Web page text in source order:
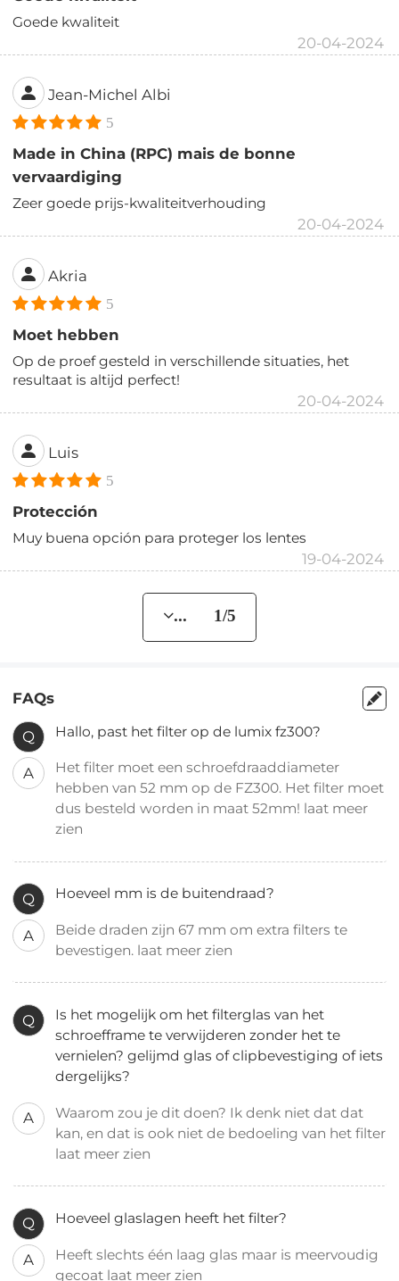
Goede kwaliteit
20-04-2024
Jean-Michel Albi
5
Made in China (RPC) mais de bonne
vervaardiging
Zeer goede prijs-kwaliteitverhouding
20-04-2024
Akria
5
Moet hebben
Op de proef gesteld in verschillende situaties, het
resultaat is altijd perfect!
20-04-2024
Luis
5
Protección
Muy buena opción para proteger los lentes
19-04-2024
... 1/5
FAQs
Q Hallo, past het filter op de lumix fz300?
A
Het filter moet een schroefdraaddiameter
hebben van 52 mm op de FZ300. Het filter moet
dus besteld worden in maat 52mm! laat meer
zien
Q Hoeveel mm is de buitendraad?
A
Beide draden zijn 67 mm om extra filters te
bevestigen. laat meer zien
Q
Is het mogelijk om het filterglas van het
schroefframe te verwijderen zonder het te
vernielen? gelijmd glas of clipbevestiging of iets
dergelijks?
A
Waarom zou je dit doen? Ik denk niet dat dat
kan, en dat is ook niet de bedoeling van het filter
laat meer zien
Q Hoeveel glaslagen heeft het filter?
A
Heeft slechts één laag glas maar is meervoudig
gecoat laat meer zien